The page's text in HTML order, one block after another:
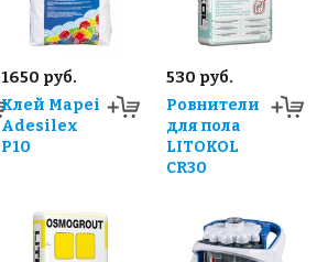
1650 руб.
Клей Mapei
Adesilex
P10
530 руб.
Ровнители
для пола
LITOKOL
CR30